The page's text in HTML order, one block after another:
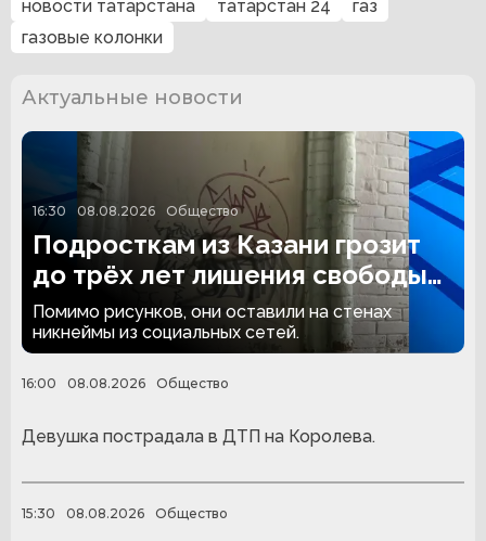
новости татарстана татарстан 24
газ
газовые колонки
Актуальные новости
16:30 08.08.2026 Общество
Подросткам из Казани грозит
до трёх лет лишения свободы
за граффити
Помимо рисунков, они оставили на стенах
никнеймы из социальных сетей.
16:00 08.08.2026 Общество
Девушка пострадала в ДТП на Королева.
15:30 08.08.2026 Общество